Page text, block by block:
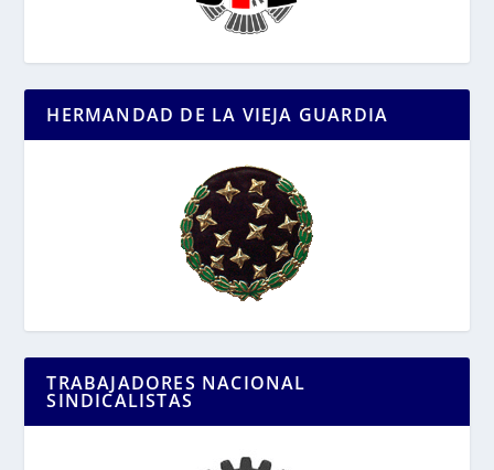
HERMANDAD DE LA VIEJA GUARDIA
TRABAJADORES NACIONAL
SINDICALISTAS